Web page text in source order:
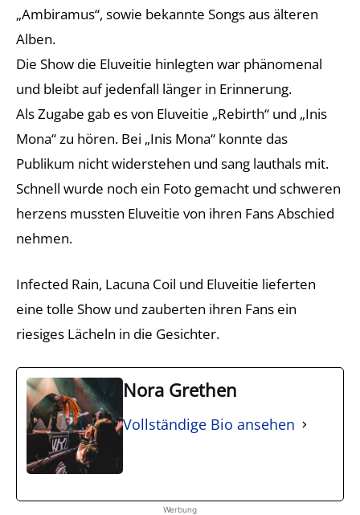
„Ambiramus“, sowie bekannte Songs aus älteren
Alben.
Die Show die Eluveitie hinlegten war phänomenal
und bleibt auf jedenfall länger in Erinnerung.
Als Zugabe gab es von Eluveitie „Rebirth“ und „Inis
Mona“ zu hören. Bei „Inis Mona“ konnte das
Publikum nicht widerstehen und sang lauthals mit.
Schnell wurde noch ein Foto gemacht und schweren
herzens mussten Eluveitie von ihren Fans Abschied
nehmen.
Infected Rain, Lacuna Coil und Eluveitie lieferten
eine tolle Show und zauberten ihren Fans ein
riesiges Lächeln in die Gesichter.
Nora Grethen
Vollständige Bio ansehen
Werbung